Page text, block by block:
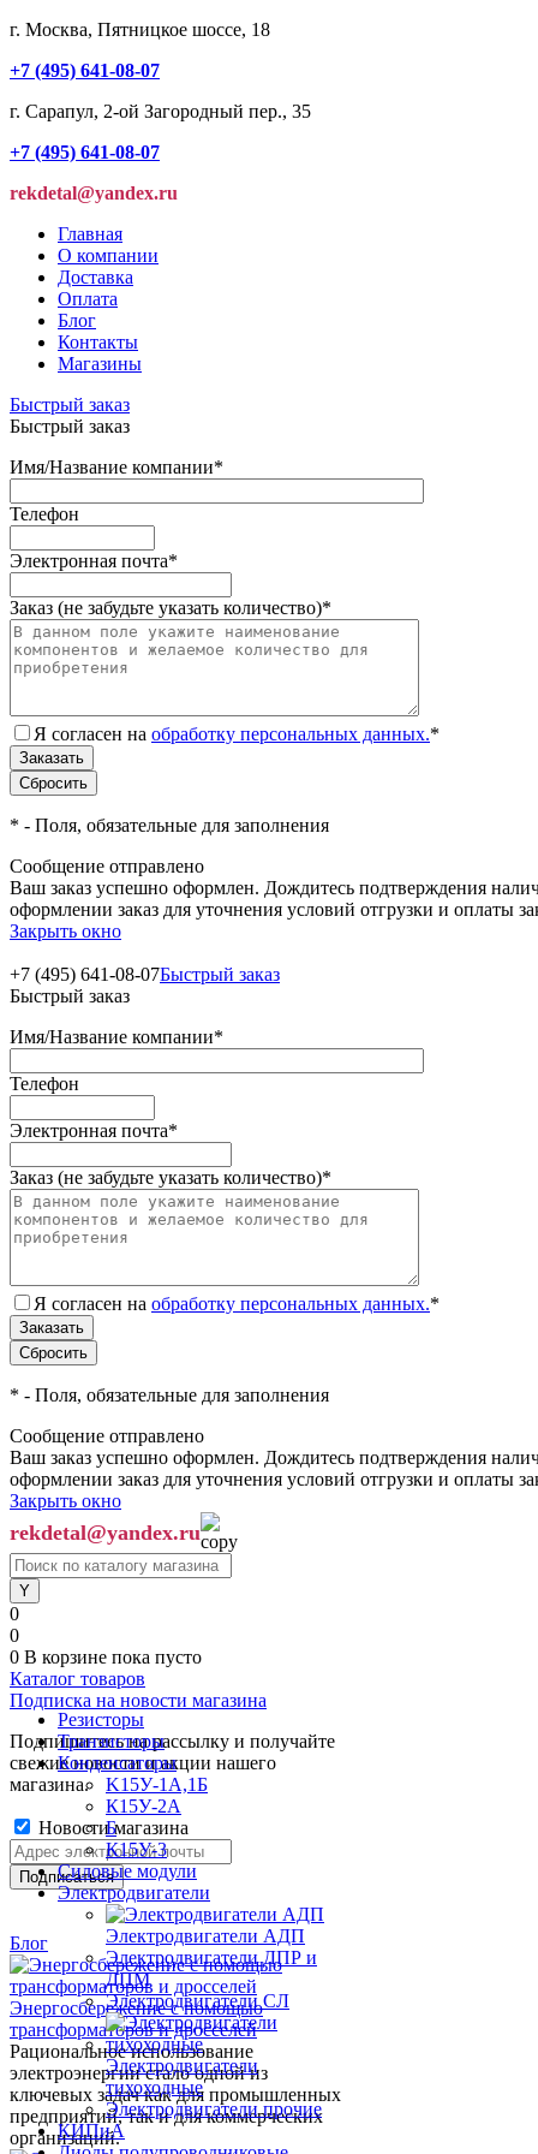
г. Москва, Пятницкое шоссе, 18
+7 (495) 641-08-07
г. Сарапул, 2-ой Загородный пер., 35
+7 (495) 641-08-07
rekdetal@yandex.ru
Главная
О компании
Доставка
Оплата
Блог
Контакты
Магазины
Быстрый заказ
Быстрый заказ
Имя/Название компании*
Телефон
Электронная почта*
Заказ (не забудьте указать количество)*
Я согласен на обработку персональных данных.*
* - Поля, обязательные для заполнения
Сообщение отправлено
Ваш заказ успешно оформлен. Дождитесь подтверждения
оформлении заказ для уточнения условий отгрузки и оплаты
Закрыть окно
+7 (495) 641-08-07Быстрый заказ
Быстрый заказ
Имя/Название компании*
Телефон
Электронная почта*
Заказ (не забудьте указать количество)*
Я согласен на обработку персональных данных.*
* - Поля, обязательные для заполнения
Сообщение отправлено
Ваш заказ успешно оформлен. Дождитесь подтверждения
оформлении заказ для уточнения условий отгрузки и оплаты
Закрыть окно
rekdetal@yandex.ru
0
0
0 В корзине пока пусто
Каталог товаров
Резисторы
Транзисторы
Конденсаторы
K15У-1А,1Б
К15У-2А
Б
К15У-3
Силовые модули
Электродвигатели
Электродвигатели АДП
Электродвигатели ДПР и
ДПМ
Электродвигатели СЛ
Электродвигатели
тихоходные
Электродвигатели прочие
КИПиА
Подписка на новости магазина
Подпишитесь на рассылку и получайте
свежие новости и акции нашего
магазина.
Новости магазина
Блог
Энергосбережение с помощью
трансформаторов и дросселей
Рациональное использование
электроэнергии стало одной из
ключевых задач как для промышленных
предприятий, так и для коммерческих
организаций.